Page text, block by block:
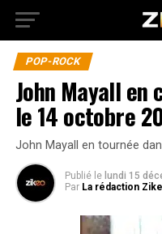
POP-ROCK
John Mayall en
le 14 octobre
John Mayall en tournée
Publié le lundi 15
Par La rédaction